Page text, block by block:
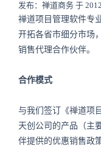
发布：禅道商务 于
禅道项目管理软件专
开拓各省市细分市场
销售代理合作伙伴。
合作模式
与我们签订《禅道项
天创公司的产品（主
伴提供的优惠销售政